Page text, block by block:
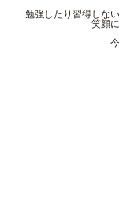
勉強したり習得しな
笑顔